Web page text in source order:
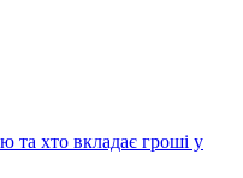
та хто вкладає гроші у